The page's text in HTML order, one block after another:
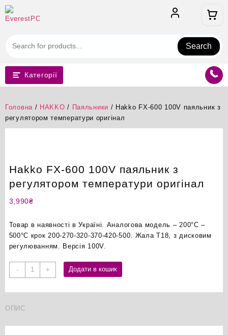
Перейти
до
Search
Категорії
Головна / HAKKO / Паяльники / Hakko FX-600 100V паяльник з
регулятором температури оригінал
Hakko FX-600 100V паяльник з
регулятором температури оригінал
3,990₴
Товар в наявності в Україні. Аналогова модель – 200°C –
500°C крок 200-270-320-370-420-500. Жала T18, з дисковим
регулюванням. Версія 100V.
-
Hakko
FX-
паяльник
+ Додати в кошик
ОПИС